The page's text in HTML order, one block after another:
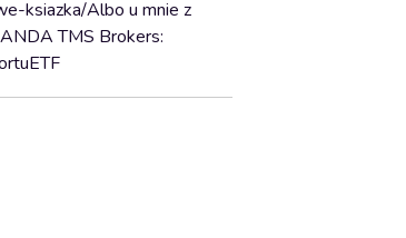
ksiazka/Albo u mnie z
TMS Brokers: